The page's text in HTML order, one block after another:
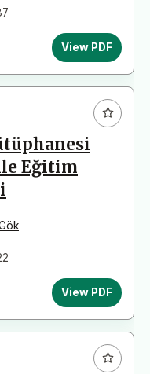
View PDF
Eğitim
View PDF